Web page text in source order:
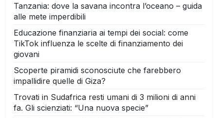
Tanzania: dove la savana incontra l’oceano – guida
alle mete imperdibili
Educazione finanziaria ai tempi dei social: come
TikTok influenza le scelte di finanziamento dei
giovani
Scoperte piramidi sconosciute che farebbero
impallidire quelle di Giza?
Trovati in Sudafrica resti umani di 3 milioni di anni
fa. Gli scienziati: “Una nuova specie”